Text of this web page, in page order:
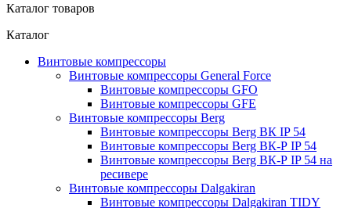
Каталог товаров
Каталог
Винтовые компрессоры
Винтовые компрессоры General Force
Винтовые компрессоры GFO
Винтовые компрессоры GFE
Винтовые компрессоры Berg
Винтовые компрессоры Berg ВК IP 54
Винтовые компрессоры Berg ВК-Р IP 54
Винтовые компрессоры Berg ВК-Р IP 54 на
ресивере
Винтовые компрессоры Dalgakiran
Винтовые компрессоры Dalgakiran TIDY